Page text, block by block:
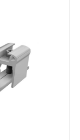
EPDM und
der
dadurch
abMit
gewalztes